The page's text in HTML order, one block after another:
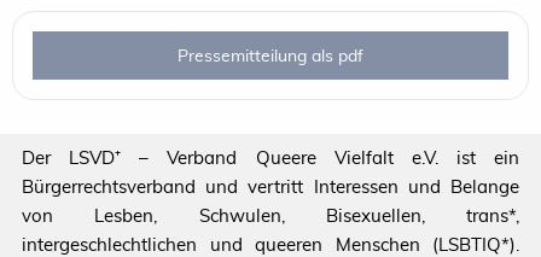
Pressemitteilung als pdf
Der LSVD⁺ – Verband Queere Vielfalt e.V. ist ein
Bürgerrechtsverband und vertritt Interessen und Belange
von Lesben, Schwulen, Bisexuellen, trans*,
intergeschlechtlichen und queeren Menschen (LSBTIQ*).